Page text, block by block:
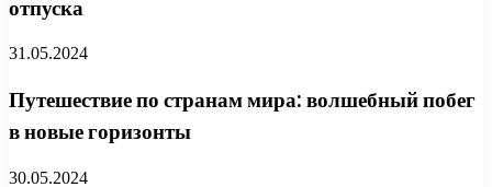
отпуска
31.05.2024
Путешествие по странам мира: волшебный побег
в новые горизонты
30.05.2024